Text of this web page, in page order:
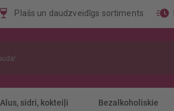
Plašs un daudzveidīgs sortiments
Alus, sidri, kokteiļi Bezalkoholiskie